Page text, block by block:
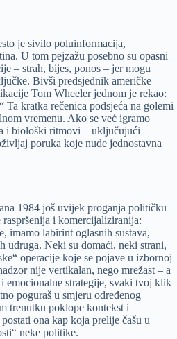
je sivilo poluinformacija,
U tom pejzažu posebno su opasni
– strah, bijes, ponos – jer mogu
Bivši predsjednik američke
Tom Wheeler jednom je rekao:
Ta kratka rečenica podsjeća na golemi
vremenu. Ako se već igramo
i biološki ritmovi – uključujući
poruka koje nude jednostavna
1984 još uvijek proganja političku
raspršenija i komercijaliziranija:
imamo labirint oglasnih sustava,
udruga. Neki su domaći, neki strani,
operacije koje se pojave u izbornoj
nije vertikalan, nego mrežast – a
emocionalne strategije, svaki tvoj klik
poguraš u smjeru određenog
trenutku poklope kontekst i
ona kap koja prelije čašu u
neke politike.